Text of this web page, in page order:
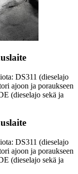
DS311 (dieselajo
ajoon ja poraukseen
(dieselajo sekä ja
DS311 (dieselajo
ajoon ja poraukseen
(dieselajo sekä ja